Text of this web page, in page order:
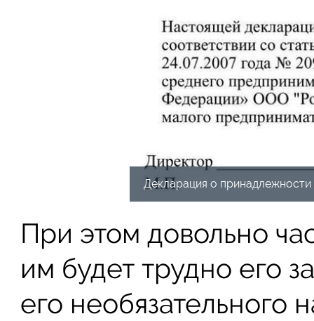
Декларация о
При этом довольно
им будет трудно его
его необязательного